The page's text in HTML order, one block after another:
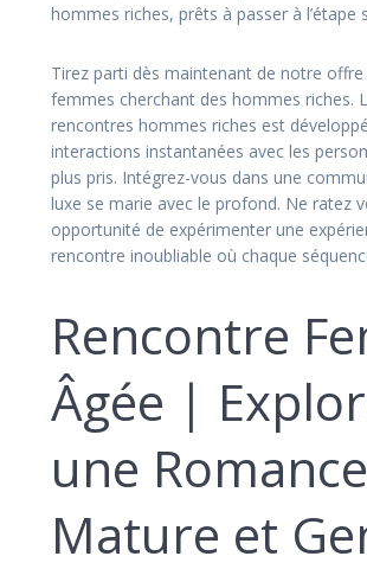
hommes riches, prêts à passer à l’étape
Tirez parti dès maintenant de notre
femmes cherchant des hommes riches.
rencontres hommes riches est
interactions instantanées avec les
plus pris. Intégrez-vous dans une
luxe se marie avec le profond. Ne ratez
opportunité de expérimenter une
rencontre inoubliable où chaque
Rencontre
Âgée |
une Romance
Mature et